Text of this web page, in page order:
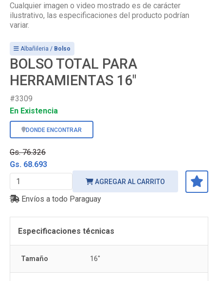
Cualquier imagen o video mostrado es de carácter
ilustrativo, las especificaciones del producto podrían
variar.
Albañileria / Bolso
BOLSO TOTAL PARA
HERRAMIENTAS 16"
#3309
En Existencia
DONDE ENCONTRAR
Gs. 76.326
Gs. 68.693
AGREGAR AL CARRITO
Envíos a todo Paraguay
Especificaciones técnicas
Tamaño 16"